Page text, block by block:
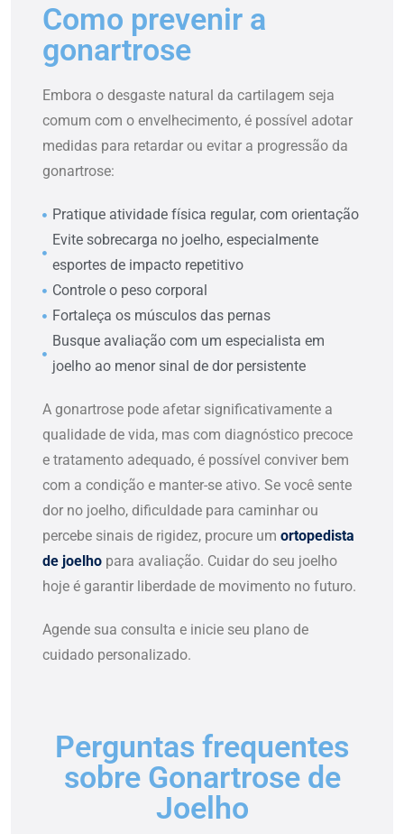
Como prevenir a
gonartrose
Embora o desgaste natural da cartilagem seja
comum com o envelhecimento, é possível adotar
medidas para retardar ou evitar a progressão da
gonartrose:
Pratique atividade física regular, com orientação
Evite sobrecarga no joelho, especialmente
esportes de impacto repetitivo
Controle o peso corporal
Fortaleça os músculos das pernas
Busque avaliação com um especialista em
joelho ao menor sinal de dor persistente
A gonartrose pode afetar significativamente a
qualidade de vida, mas com diagnóstico precoce
e tratamento adequado, é possível conviver bem
com a condição e manter-se ativo. Se você sente
dor no joelho, dificuldade para caminhar ou
percebe sinais de rigidez, procure um ortopedista
de joelho para avaliação. Cuidar do seu joelho
hoje é garantir liberdade de movimento no futuro.
Agende sua consulta e inicie seu plano de
cuidado personalizado.
Perguntas frequentes
sobre Gonartrose de
Joelho